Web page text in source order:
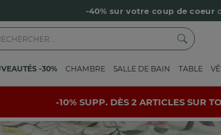
Livraison
Retour
-10% supp. dès 2 articles
-30% CHAMBRE SALLE DE BAIN TABLE
-10% SUPP. DÈS 2 ARTICLES SUR